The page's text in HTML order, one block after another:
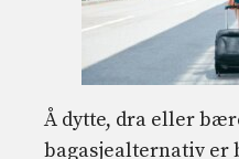
Å dytte, dra eller
bagasjealternativ er